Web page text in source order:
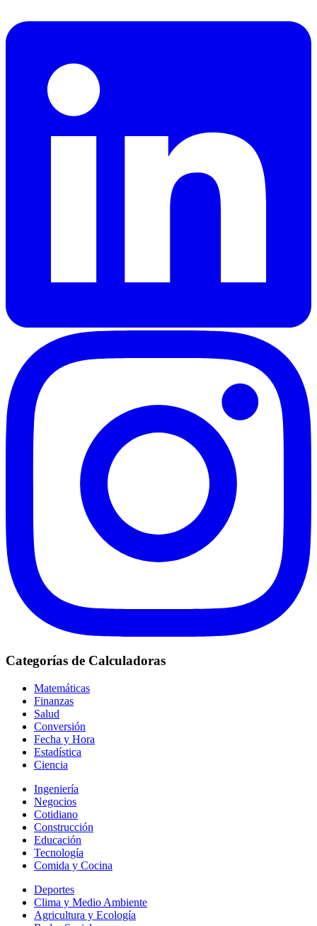
Categorías de Calculadoras
Matemáticas
Finanzas
Salud
Conversión
Fecha y Hora
Estadística
Ciencia
Ingeniería
Negocios
Cotidiano
Construcción
Educación
Tecnología
Comida y Cocina
Deportes
Clima y Medio Ambiente
Agricultura y Ecología